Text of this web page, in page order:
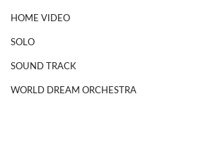
HOME VIDEO
SOLO
SOUND TRACK
WORLD DREAM ORCHESTRA